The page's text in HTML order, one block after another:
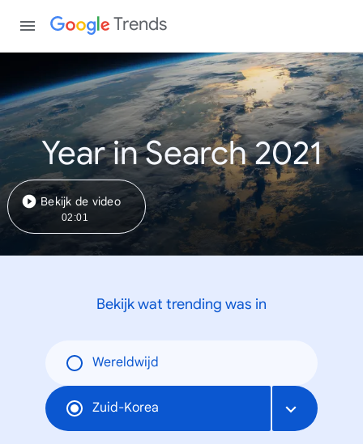
Trends
Year in Search 2021
Bekijk de video
02:01
Bekijk wat trending was in
Wereldwijd
Zuid-Korea